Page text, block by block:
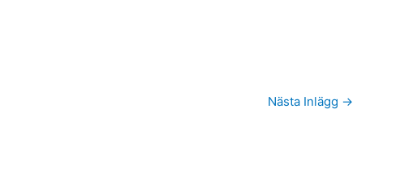
Nästa Inlägg →